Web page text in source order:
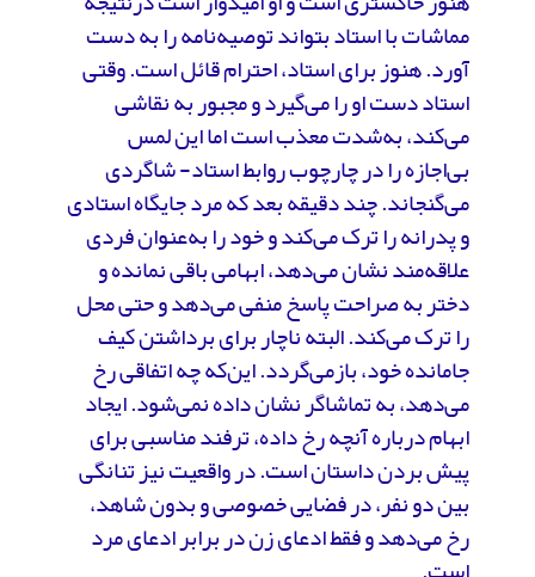
مماشات با استاد بتواند توصیه‌نامه را به دست
آورد. هنوز برای استاد، احترام قائل است. وقتی
استاد دست او را می‌گیرد و مجبور به نقاشی
می‌کند، به‌شدت معذب است اما این لمس
بی‌اجازه را در چارچوب روابط استاد- شاگردی
می‌گنجاند. چند دقیقه بعد که مرد جایگاه استادی
و پدرانه را ترک می‌کند و خود را به‌عنوان فردی
علاقه‌مند نشان می‌دهد، ابهامی باقی نمانده و
دختر به صراحت پاسخ منفی می‌دهد و حتی محل
را ترک می‌کند. البته ناچار برای برداشتن کیف
جامانده خود، بازمی‌گردد. این‌که چه اتفاقی رخ
می‌دهد، به تماشاگر نشان داده نمی‌شود. ایجاد
ابهام درباره آنچه رخ داده، ترفند مناسبی برای
پیش بردن داستان است. در واقعیت نیز تنانگی
بین دو نفر، در فضایی خصوصی و بدون شاهد،
رخ می‌دهد و فقط ادعای زن در برابر ادعای مرد